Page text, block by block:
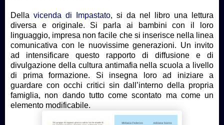
Della vicenda di Impastato, si da nel libro una lettura
diversa e originale. Si parla ai bambini con il loro
linguaggio, impresa non facile che si inserisce nella linea
comunicativa con le nuovissime generazioni. Un invito
ad intensificare questo rapporto di diffusione e di
divulgazione della cultura antimafia nella scuola a livello
di prima formazione. Si insegna loro ad iniziare a
guardare con occhi critici sin dall’interno della propria
famiglia, non dando tutto come scontato ma come un
elemento modificabile.